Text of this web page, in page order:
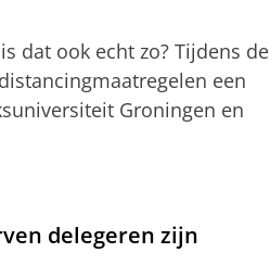
dat ook echt zo? Tijdens de
een
Groningen en
delegeren zijn